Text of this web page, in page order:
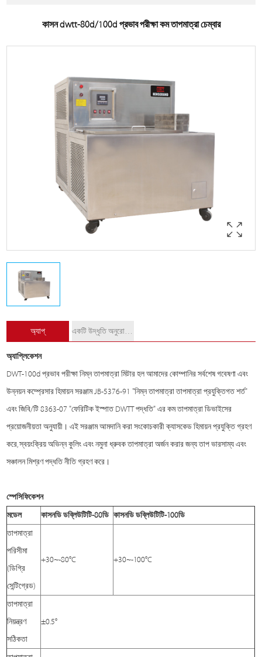
কাসন dwtt-80d/100d প্রভাব পরীক্ষা কম তাপমাত্রা চেম্বার
অ্যাপ্ একটি উদ্ধৃতি অনুরোধ করুন
অ্যাপ্লিকেশন
DWT-100d প্রভাব পরীক্ষা নিম্ন তাপমাত্রা মিটার হল আমাদের কোম্পানির সর্বশেষ গবেষণা এবং
উন্নয়ন কম্প্রেসার হিমায়ন সরঞ্জাম JB-5376-91 "নিম্ন তাপমাত্রা তাপমাত্রা প্রযুক্তিগত শর্ত"
এবং জিবি/টি 8363-07 "ফেরিটিক ইস্পাত DWTT পদ্ধতি" এর কম তাপমাত্রা ডিভাইসের
প্রয়োজনীয়তা অনুযায়ী। এই সরঞ্জাম আমদানি করা সংকোচকারী ক্যাসকেড হিমায়ন প্রযুক্তি গ্রহণ
করে, স্বয়ংক্রিয় অভিন্ন কুলিং এবং নমুনা ধ্রুবক তাপমাত্রা অর্জন করার জন্য তাপ ভারসাম্য এবং
সঞ্চালন মিশ্রণ পদ্ধতি নীতি গ্রহণ করে।
স্পেসিফিকেশন
মডেল কাসনডি ডব্লিউটিটি-80ডি কাসনডি ডব্লিউটিটি-100ডি
তাপমাত্রা
পরিসীমা
(ডিগ্রি
সেন্টিগ্রেড)
+30~-80℃ +30~-100℃
তাপমাত্রা
নিয়ন্ত্রণ
সঠিকতা
±0.5°